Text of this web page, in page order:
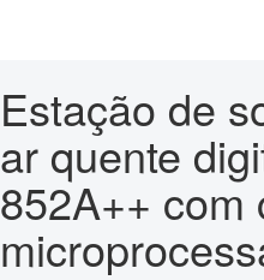
Estação de
ar quente
852A++ com